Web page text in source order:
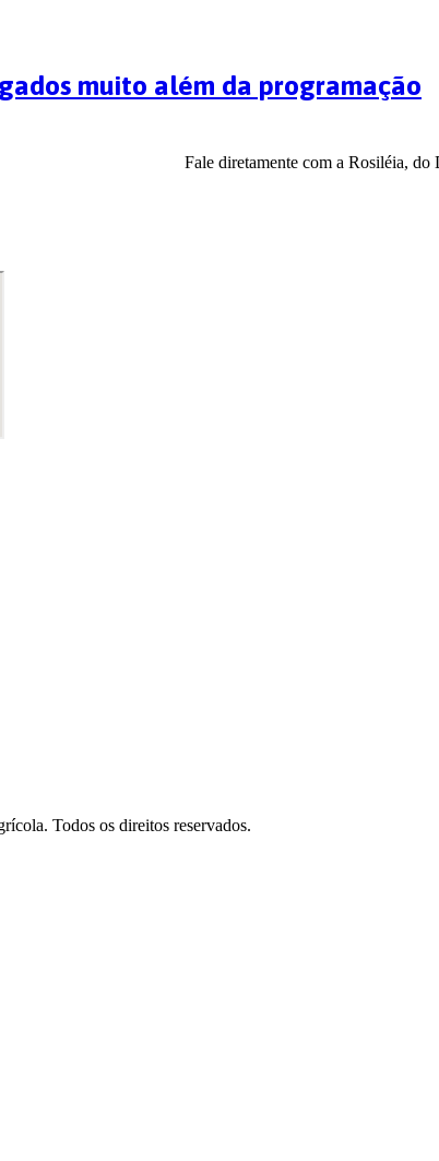
muito além da programação
Fale diretamente com a Rosiléia, do
Todos os direitos reservados.